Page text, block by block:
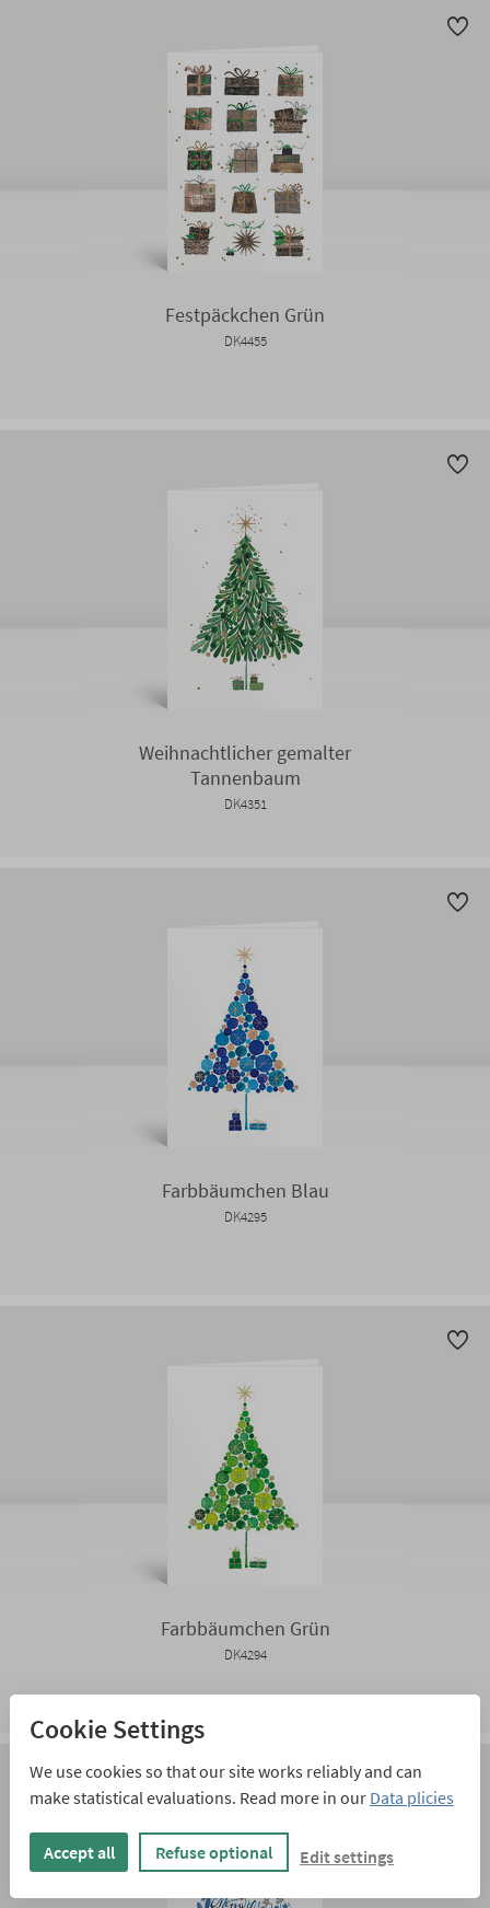
Festpäckchen Grün
DK4455
Weihnachtlicher gemalter
Tannenbaum
DK4351
Farbbäumchen Blau
DK4295
Farbbäumchen Grün
DK4294
Cookie Settings
We use cookies so that our site works reliably and can
make statistical evaluations. Read more in our Data plicies
Accept all Refuse optional Edit settings